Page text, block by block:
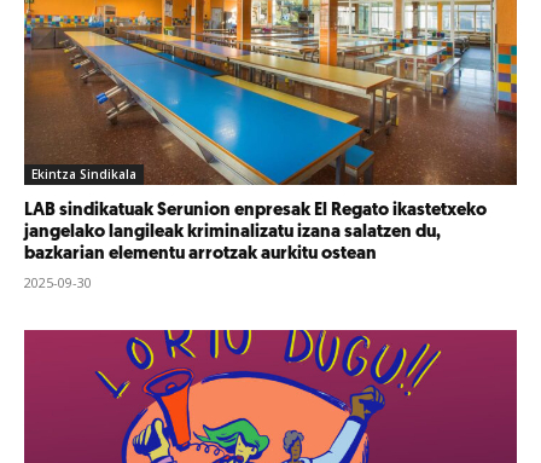
Ekintza Sindikala
LAB sindikatuak Serunion enpresak El Regato ikastetxeko
jangelako langileak kriminalizatu izana salatzen du,
bazkarian elementu arrotzak aurkitu ostean
2025-09-30